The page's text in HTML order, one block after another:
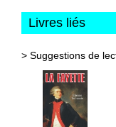
Livres liés
> Suggestions de